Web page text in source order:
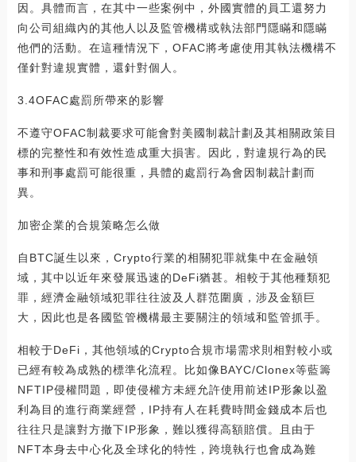
因。具體而言，在其中一些案例中，外國實體的員工還努力
向公司組織內的其他人以及監管機構或執法部門隱瞞和隱瞞
他們的活動。在這種情況下，OFAC將考慮使用其執法機構不
僅針對違規實體，還針對個人。
3.4OFAC處罰所帶來的影響
不遵守OFAC制裁要求可能會對美國制裁計劃及其相關政策目
標的完整性和有效性造成重大損害。因此，對違規行為的民
事和刑事處罰可能很重，具體的處罰行為會因制裁計劃而
異。
加密企業的合規策略怎么做
自BTC誕生以來，Crypto行業的相關犯罪就集中在金融領
域，其中以近年來發展迅速的DeFi猶甚。相較于其他種類犯
罪，經濟金融領域犯罪往往波及人群范圍廣，涉及金額巨
大，因此也是各國監管機構最主要關注的領域和監管抓手。
相較于DeFi，其他領域的Crypto合規市場需求則相對較小或
已經有較為成熟的標準化流程。比如像BAYC/Clonex等藍籌
NFTIP侵權問題，即使侵權方未經允許使用前述IP形象以盈
利為目的進行商業經營，IP持有人在耗費時間金錢成本后也
往往只是讓對方撤下IP形象，難以獲得高額賠償。且由于
NFT本身去中心化及全球化的特性，跨境執行也會成為難